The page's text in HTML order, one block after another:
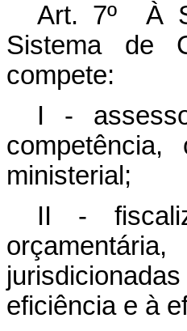
Art. 7º À
Sistema de
compete:
I -
ministerial;
II -
eficiência e à